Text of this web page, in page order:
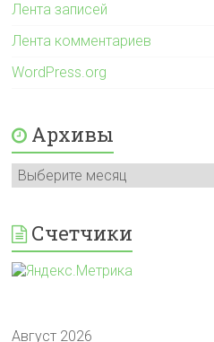
Лента записей
Лента комментариев
WordPress.org
Архивы
Архивы
Счетчики
Август 2026